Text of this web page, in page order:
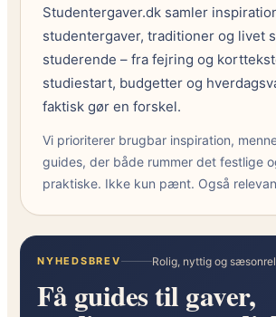
Studentergaver.dk samler
studentergaver, traditioner og livet
studerende – fra fejring og
studiestart, budgetter og
faktisk gør en forskel.
Vi prioriterer brugbar inspiration,
guides, der både rummer det festlige
praktiske. Ikke kun pænt. Også
NYHEDSBREV Rolig, nyttig og
Få guides til gaver,